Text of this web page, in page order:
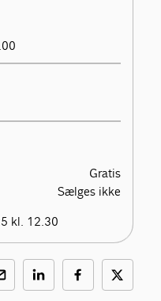
Gratis
Sælges ikke
kl. 12.30